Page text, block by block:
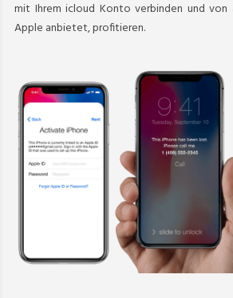
mit Ihrem icloud Konto verbinden und von
Apple anbietet, profitieren.